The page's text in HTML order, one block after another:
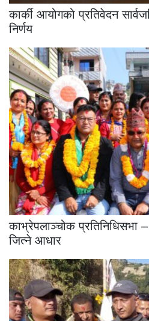
कार्की आयोगको प्रतिवेदन
निर्णय
काभ्रेपलाञ्चोक प्रतिनिधिसभा
जित्ने आधार